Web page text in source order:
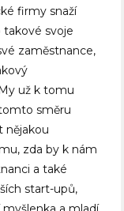
firmy snaží
takové svoje
zaměstnance,
už k tomu
směru
nějakou
zda by k nám
a také
start-upů,